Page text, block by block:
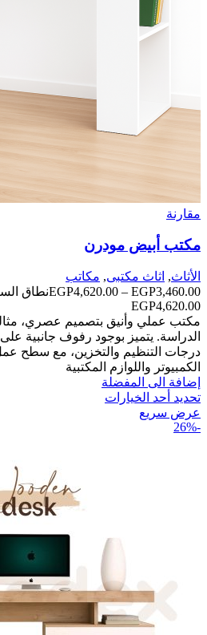
مقارنة
مكتب أبيض مودرن
الأثاث, اثاث مكتبى, مكاتب
EGP3,460.00
–
EGP4,620.00
مكتب عملي وأنيق بتصميم عصري،
الدراسة. يتميز بوجود رفوف جانبية
درجات التنظيم والتخزين، مع سطح
الكمبيوتر واللوازم المكتبية
إضافة الى المفضلة
تحديد أحد الخيارات
عرض سريع
-26%